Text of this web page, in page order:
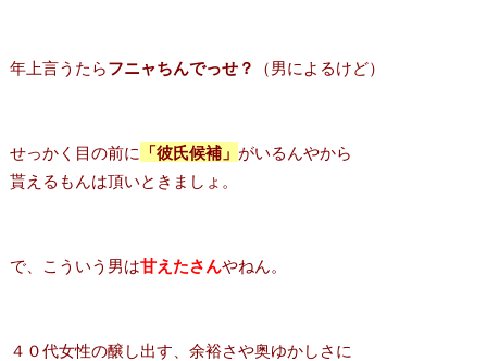
年上言うたらフニャちんでっせ？ （男によるけど）
せっかく目の前に 「彼氏候補」 がいるんやから
貰えるもんは頂いときましょ。
で、こういう男は甘えたさんやねん。
４０代女性の醸し出す、余裕さや奥ゆかしさに